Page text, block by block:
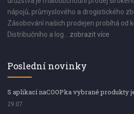
nápojů, průmyslového a drogistického
Zásobování našich prodejen probíhá od
Distribučního a log... zobrazit více
Poslední novinky
S aplikací naCOOPka vybrané produkty
29.07